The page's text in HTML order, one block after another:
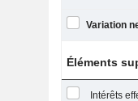
Variation
Éléments